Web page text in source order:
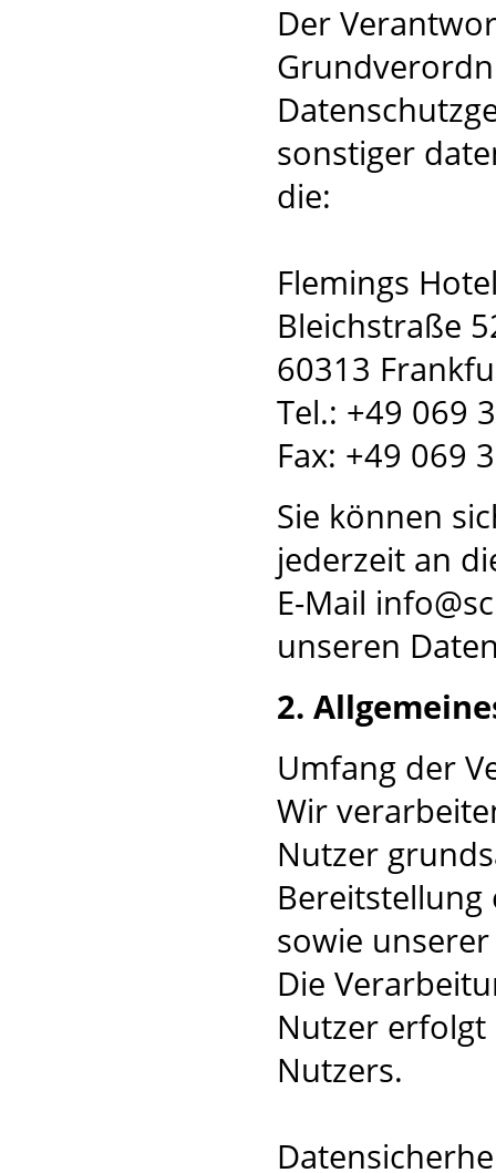
Der
sonstiger
die:
Flemings
Bleichstraße
60313
Tel.: +49 069
Fax: +49 069
Sie können
jederzeit an
E-Mail
unseren
2.
Umfang der
Wir
Nutzer
sowie
Die
Nutzer erfolgt
Nutzers.